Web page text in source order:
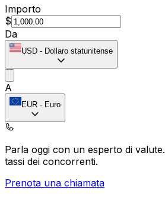
Importo
$
Da
USD - Dollaro statunitense
A
EUR - Euro
Parla oggi con un esperto di valute.
tassi dei concorrenti.
Prenota una chiamata